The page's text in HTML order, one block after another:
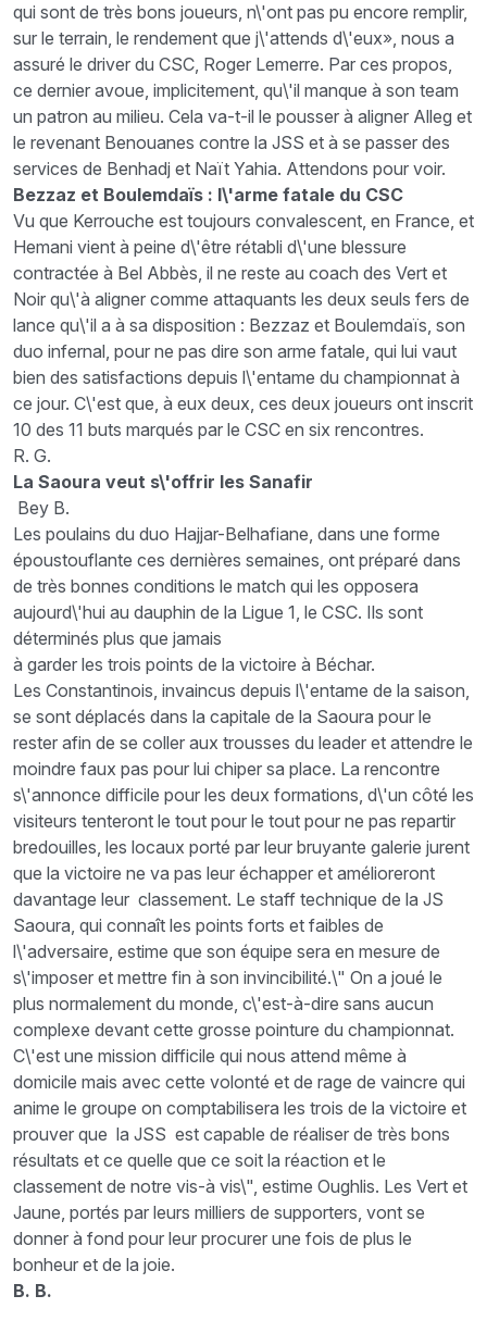
qui sont de très bons joueurs, n\'ont pas pu encore remplir,
sur le terrain, le rendement que j\'attends d\'eux», nous a
assuré le driver du CSC, Roger Lemerre. Par ces propos,
ce dernier avoue, implicitement, qu\'il manque à son team
un patron au milieu. Cela va-t-il le pousser à aligner Alleg et
le revenant Benouanes contre la JSS et à se passer des
services de Benhadj et Naït Yahia. Attendons pour voir.
Bezzaz et Boulemdaïs : l\'arme fatale du CSC
Vu que Kerrouche est toujours convalescent, en France, et
Hemani vient à peine d\'être rétabli d\'une blessure
contractée à Bel Abbès, il ne reste au coach des Vert et
Noir qu\'à aligner comme attaquants les deux seuls fers de
lance qu\'il a à sa disposition : Bezzaz et Boulemdaïs, son
duo infernal, pour ne pas dire son arme fatale, qui lui vaut
bien des satisfactions depuis l\'entame du championnat à
ce jour. C\'est que, à eux deux, ces deux joueurs ont inscrit
10 des 11 buts marqués par le CSC en six rencontres.
R. G.
La Saoura veut s\'offrir les Sanafir
Bey B.
Les poulains du duo Hajjar-Belhafiane, dans une forme
époustouflante ces dernières semaines, ont préparé dans
de très bonnes conditions le match qui les opposera
aujourd\'hui au dauphin de la Ligue 1, le CSC. Ils sont
déterminés plus que jamais
à garder les trois points de la victoire à Béchar.
Les Constantinois, invaincus depuis l\'entame de la saison,
se sont déplacés dans la capitale de la Saoura pour le
rester afin de se coller aux trousses du leader et attendre le
moindre faux pas pour lui chiper sa place. La rencontre
s\'annonce difficile pour les deux formations, d\'un côté les
visiteurs tenteront le tout pour le tout pour ne pas repartir
bredouilles, les locaux porté par leur bruyante galerie jurent
que la victoire ne va pas leur échapper et amélioreront
davantage leur classement. Le staff technique de la JS
Saoura, qui connaît les points forts et faibles de
l\'adversaire, estime que son équipe sera en mesure de
s\'imposer et mettre fin à son invincibilité.\" On a joué le
plus normalement du monde, c\'est-à-dire sans aucun
complexe devant cette grosse pointure du championnat.
C\'est une mission difficile qui nous attend même à
domicile mais avec cette volonté et de rage de vaincre qui
anime le groupe on comptabilisera les trois de la victoire et
prouver que la JSS est capable de réaliser de très bons
résultats et ce quelle que ce soit la réaction et le
classement de notre vis-à vis\", estime Oughlis. Les Vert et
Jaune, portés par leurs milliers de supporters, vont se
donner à fond pour leur procurer une fois de plus le
bonheur et de la joie.
B. B.